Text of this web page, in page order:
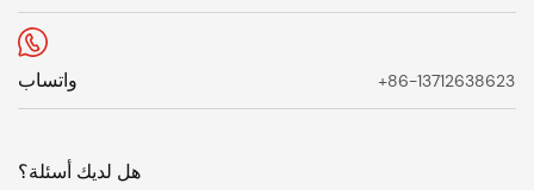
واتساب +86-13712638623
هل لديك أسئلة؟